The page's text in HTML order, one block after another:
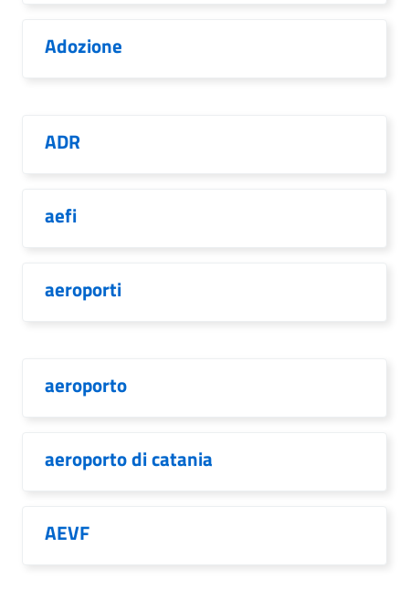
Adozione
ADR
aefi
aeroporti
aeroporto
aeroporto di catania
AEVF